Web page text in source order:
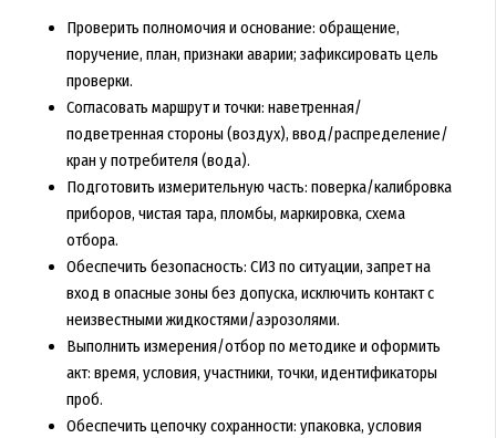
Проверить полномочия и основание: обращение,
поручение, план, признаки аварии; зафиксировать цель
проверки.
Согласовать маршрут и точки: наветренная/
подветренная стороны (воздух), ввод/распределение/
кран у потребителя (вода).
Подготовить измерительную часть: поверка/калибровка
приборов, чистая тара, пломбы, маркировка, схема
отбора.
Обеспечить безопасность: СИЗ по ситуации, запрет на
вход в опасные зоны без допуска, исключить контакт с
неизвестными жидкостями/аэрозолями.
Выполнить измерения/отбор по методике и оформить
акт: время, условия, участники, точки, идентификаторы
проб.
Обеспечить цепочку сохранности: упаковка, условия